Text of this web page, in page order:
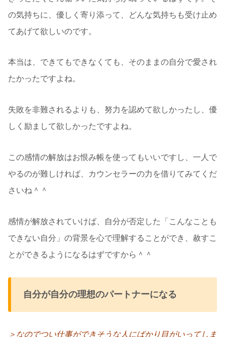
の気持ちに、優しく寄り添って、どんな気持ちも受け止め
てあげて欲しいのです。
本当は、できてもできなくても、そのままの自分で愛され
たかったですよね。
失敗を非難されるよりも、努力を認めて欲しかったし、優
しく励まして欲しかったですよね。
この感情の解放はお恨み帳を使ってもいいですし、一人で
やるのが難しければ、カウンセラーの力を借りてみてくだ
さいね＾＾
感情が解放されていけば、自分が否定した「こんなことも
できない自分」の背景を心で理解することができ、赦すこ
とができるようになるはずですから＾＾
自分が自分の理想のパートナーになる
＞なのでつい仕事ができそうな人にばかり目がいってしま